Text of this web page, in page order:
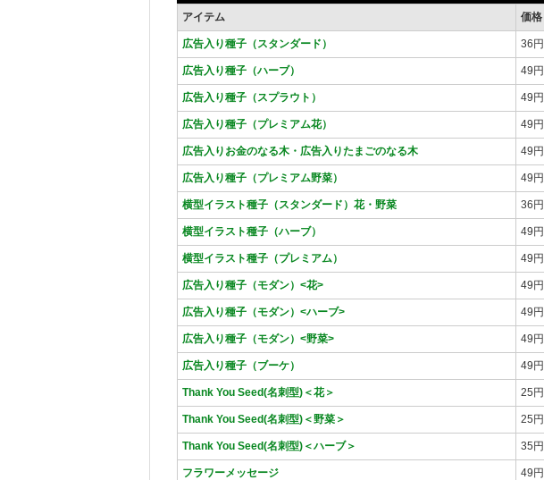
アイテム 価格
広告入り種子（スタンダード） 36円
広告入り種子（ハーブ） 49円
広告入り種子（スプラウト） 49円
広告入り種子（プレミアム花） 49円
広告入りお金のなる木・広告入りたまごのなる木 49円
広告入り種子（プレミアム野菜） 49円
横型イラスト種子（スタンダード）花・野菜 36円
横型イラスト種子（ハーブ） 49円
横型イラスト種子（プレミアム） 49円
広告入り種子（モダン）<花> 49円
広告入り種子（モダン）<ハーブ> 49円
広告入り種子（モダン）<野菜> 49円
広告入り種子（ブーケ） 49円
Thank You Seed(名刺型)＜花＞ 25円
Thank You Seed(名刺型)＜野菜＞ 25円
Thank You Seed(名刺型)＜ハーブ＞ 35円
フラワーメッセージ 49円